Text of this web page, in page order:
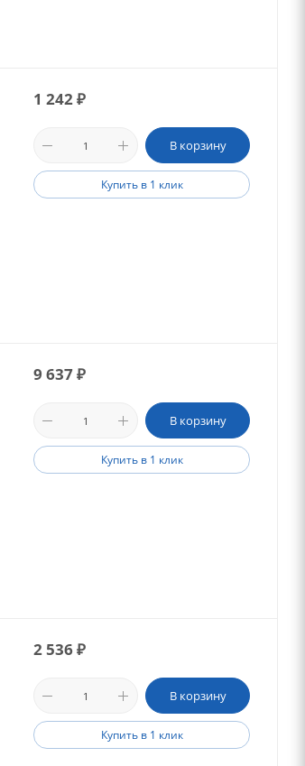
1 242₽
В корзину
Купить в 1 клик
9 637₽
В корзину
Купить в 1 клик
2 536 ₽
В корзину
Купить в 1 клик